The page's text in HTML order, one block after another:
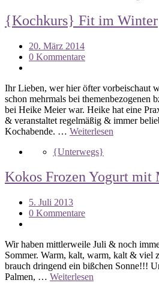
{Kochkurs} Fit im Winter
20. März 2014
0 Kommentare
Ihr Lieben, wer hier öfter vorbeischaut
schon mehrmals bei themenbezogenen
bei Heike Meier war. Heike hat eine
& veranstaltet regelmäßig & immer
Kochabende. … Weiterlesen
{Unterwegs}
Kokos Frozen Yogurt mit
5. Juli 2013
0 Kommentare
Wir haben mittlerweile Juli & noch
Sommer. Warm, kalt, warm, kalt & viel
brauch dringend ein bißchen Sonne!!!
Palmen, … Weiterlesen